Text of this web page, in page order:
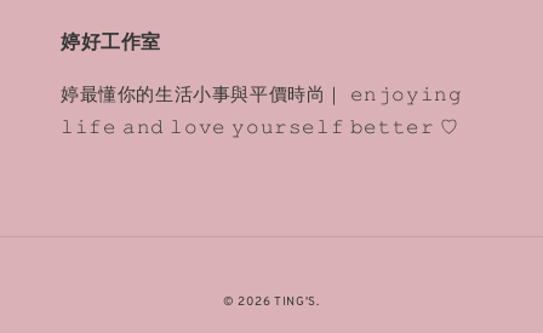
婷好工作室
婷最懂你的生活小事與平價時尚｜ 𝚎𝚗𝚓𝚘𝚢𝚒𝚗𝚐
𝚕𝚒𝚏𝚎 𝚊𝚗𝚍 𝚕𝚘𝚟𝚎 𝚢𝚘𝚞𝚛𝚜𝚎𝚕𝚏 𝚋𝚎𝚝𝚝𝚎𝚛 ♡
© 2026 TING'S.